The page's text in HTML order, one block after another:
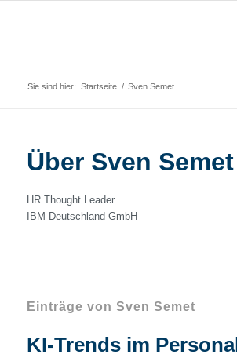
Sie sind hier: Startseite / Sven Semet
Über Sven Semet
HR Thought Leader
IBM Deutschland GmbH
Einträge von Sven Semet
KI-Trends im